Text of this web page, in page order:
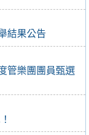
結果公告
管樂團團員甄選